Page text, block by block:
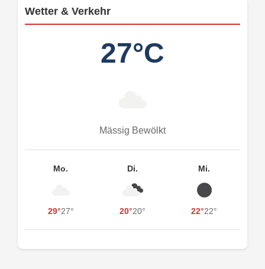
Wetter & Verkehr
27°C
Mässig Bewölkt
Mo.
29°27°
Di.
20°20°
Mi.
22°22°